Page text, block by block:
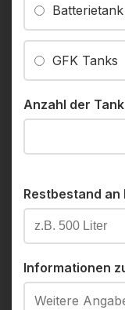
GFK Tanks
Anzahl der
Restbestand an
Informationen